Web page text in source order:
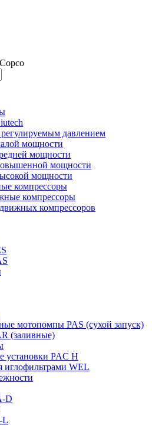
давлением
мощности
мощности
мощности
мощности
компрессоры
компрессоры
компрессоров
мотопомпы PAS (сухой запуск)
(заливные)
установки PAC H
иглофильтрами WEL
D
L